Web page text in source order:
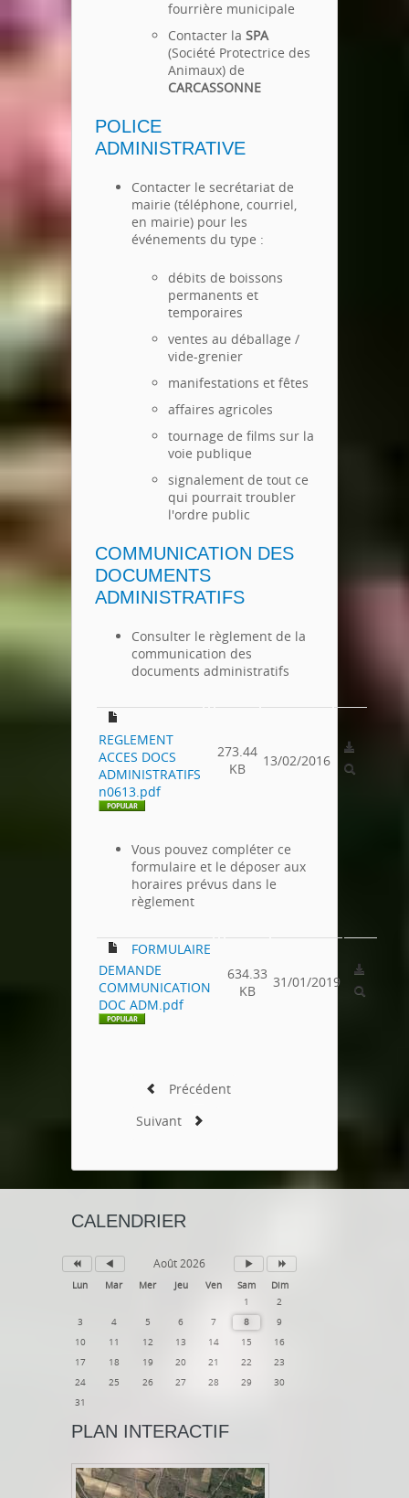
fourrière municipale
Contacter la SPA
(Société Protectrice des
Animaux) de
CARCASSONNE
POLICE
ADMINISTRATIVE
Contacter le secrétariat de
mairie (téléphone, courriel,
en mairie) pour les
événements du type :
débits de boissons
permanents et
temporaires
ventes au déballage /
vide-grenier
manifestations et fêtes
affaires agricoles
tournage de films sur la
voie publique
signalement de tout ce
qui pourrait troubler
l'ordre public
COMMUNICATION DES
DOCUMENTS
ADMINISTRATIFS
Consulter le règlement de la
communication des
documents administratifs
REGLEMENT
ACCES DOCS
ADMINISTRATIFS
n0613.pdf
273.44
KB
13/02/2016
Vous pouvez compléter ce
formulaire et le déposer aux
horaires prévus dans le
règlement
FORMULAIRE
DEMANDE
COMMUNICATION
DOC ADM.pdf
634.33
KB
31/01/2019
Précédent
Suivant
CALENDRIER
Août 2026
Lun Mar Mer Jeu Ven Sam
Dim
1
2
3
4 5 6 7 8
9
10
11 12 13 14 15
16
17
18 19 20 21 22
23
24
25 26 27 28 29
30
31
PLAN INTERACTIF